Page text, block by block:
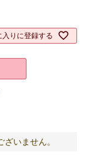
入りに登録する
いません。